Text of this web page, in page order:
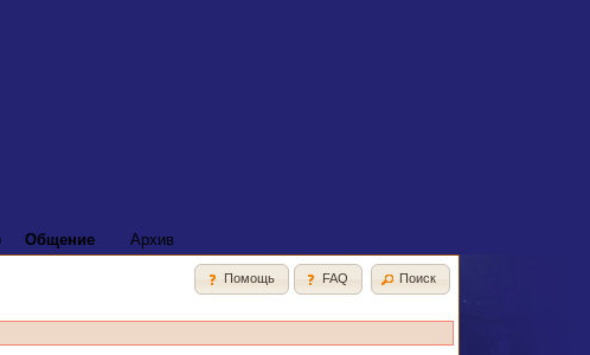
Общение Архив
Помощь FAQ
Поиск